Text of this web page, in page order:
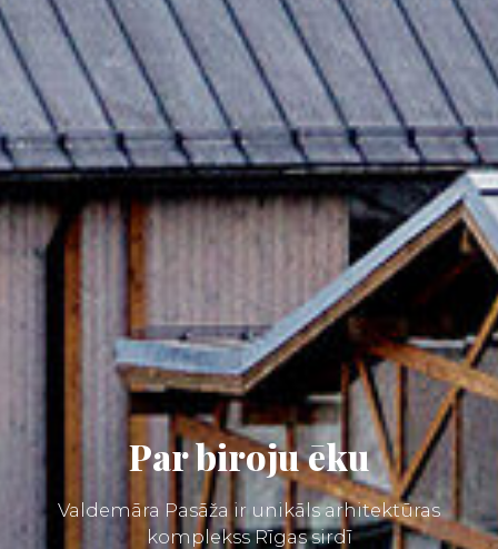
Par biroju ēku
Valdemāra Pasāža ir unikāls arhitektūras
komplekss Rīgas sirdī